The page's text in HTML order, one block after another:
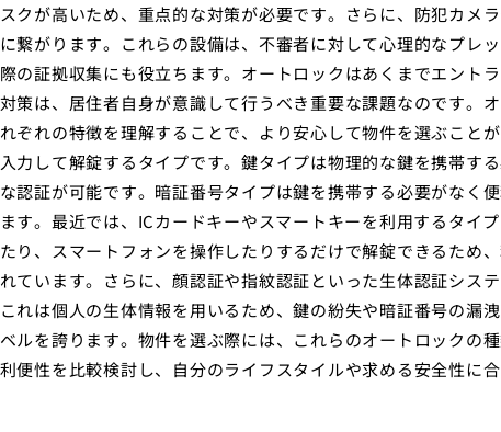
クが高いため、重点的な対策が必要です。さらに、防犯カメ
繋がります。これらの設備は、不審者に対して心理的なプレ
の証拠収集にも役立ちます。オートロックはあくまでエント
策は、居住者自身が意識して行うべき重要な課題なのです。
ぞれの特徴を理解することで、より安心して物件を選ぶこと
力して解錠するタイプです。鍵タイプは物理的な鍵を携帯す
認証が可能です。暗証番号タイプは鍵を携帯する必要がなく
す。最近では、ICカードキーやスマートキーを利用するタイ
り、スマートフォンを操作したりするだけで解錠できるため
ています。さらに、顔認証や指紋認証といった生体認証シス
れは個人の生体情報を用いるため、鍵の紛失や暗証番号の漏
ルを誇ります。物件を選ぶ際には、これらのオートロックの
便性を比較検討し、自分のライフスタイルや求める安全性に